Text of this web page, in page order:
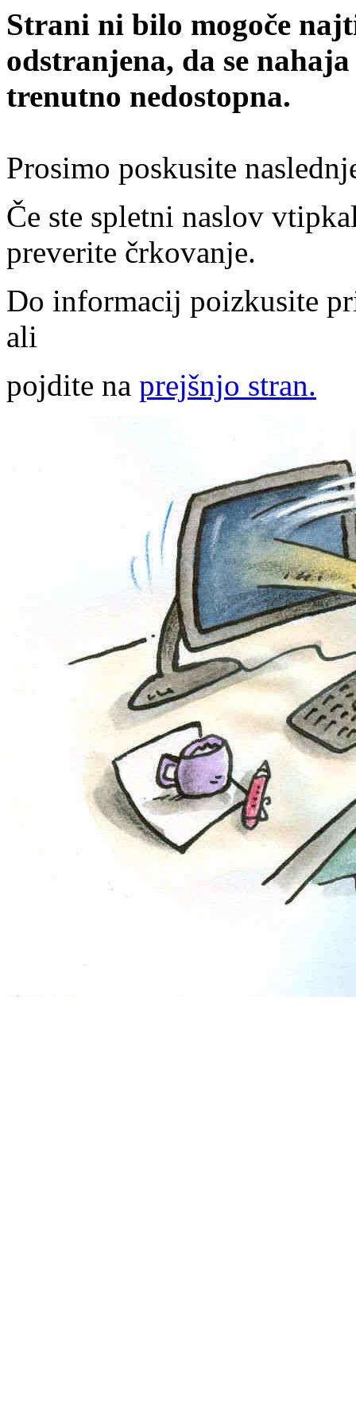
Strani ni bilo mogoče
odstranjena, da se
trenutno nedostopna.
Prosimo poskusite
Če ste spletni naslov
preverite črkovanje.
Do informacij poizkusite
ali
pojdite na prejšnjo stran.